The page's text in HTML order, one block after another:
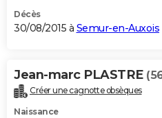
Décès
30/08/2015 à Semur-en-Auxois
Jean-marc PLASTRE
Créer une cagnotte obsèques
Naissance